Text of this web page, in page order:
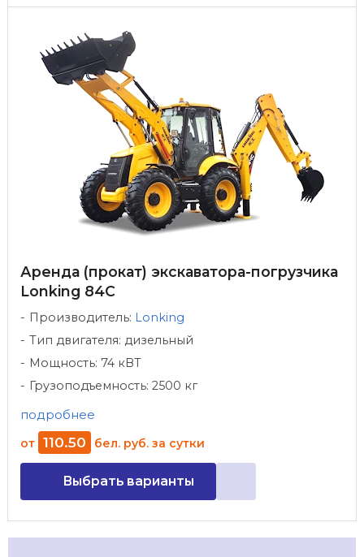
Аренда (прокат) экскаватора-погрузчика
Lonking 84C
Производитель: Lonking
Тип двигателя: дизельный
Мощность: 74 кВТ
Грузоподъемность: 2500 кг
подробнее
от 110.50 бел. руб. за сутки
Выбрать варианты